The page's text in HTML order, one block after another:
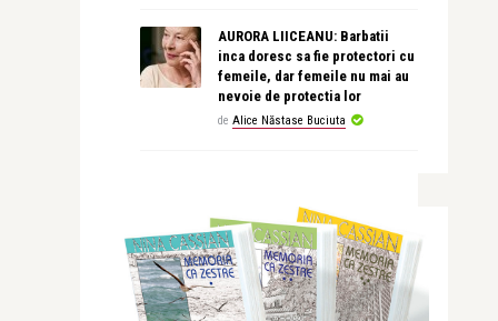
AURORA LIICEANU: Barbatii
inca doresc sa fie protectori cu
femeile, dar femeile nu mai au
nevoie de protectia lor
de Alice Năstase Buciuta